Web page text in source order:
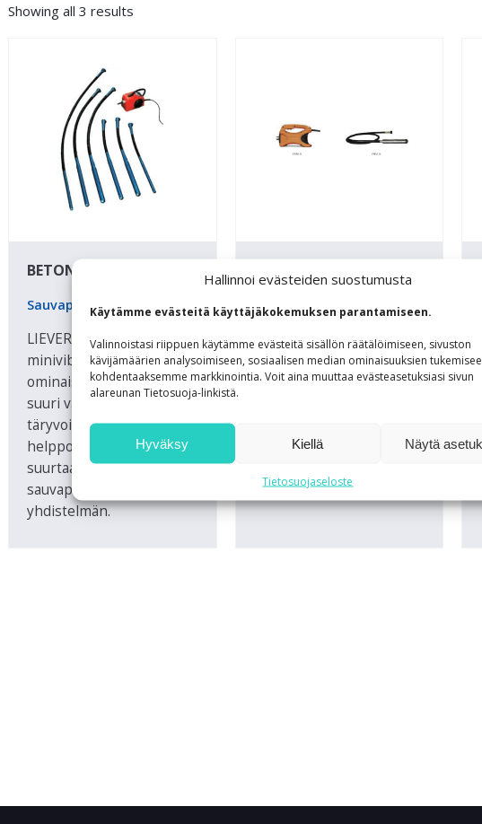
Hallinnoi evästeiden suostumusta
Käytämme evästeitä käyttäjäkokemuksen parantamiseen.
Valinnoistasi riippuen käytämme evästeitä sisällön räätälöimiseen, sivuston
kävijämäärien analysoimiseen, sosiaalisen median ominaisuuksien
kohdentaaksemme markkinointia. Voit aina muuttaa evästeasetuksiasi sivun
alareunan Tietosuoja-linkistä.
Hyväksy Kiellä Näytä
Tietosuojaseloste
Showing all 3 results
BETONIVIBRAT P-14
Sauvapaketit
LIEVERS P-14
minivibrapaketin
ominaisuudet (tärysauvan
suuri värähtelytaajuus ja
täryvoima) tekevät siitä
helppokäyttöisen
suurtaajuussauvan ja
sauvapaketin
yhdistelmän.
Paketti sisältää
helppokäyttöisen ja
tärysauvan betonin
moottorin.